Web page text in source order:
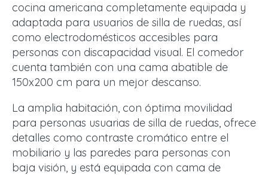
cocina americana completamente equipada y
adaptada para usuarios de silla de ruedas, así
como electrodomésticos accesibles para
personas con discapacidad visual. El comedor
cuenta también con una cama abatible de
150x200 cm para un mejor descanso.
La amplia habitación, con óptima movilidad
para personas usuarias de silla de ruedas, ofrece
detalles como contraste cromático entre el
mobiliario y las paredes para personas con
baja visión, y está equipada con cama de